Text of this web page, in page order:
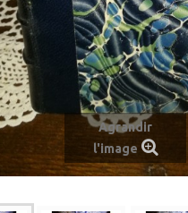
Agrandir
l'image